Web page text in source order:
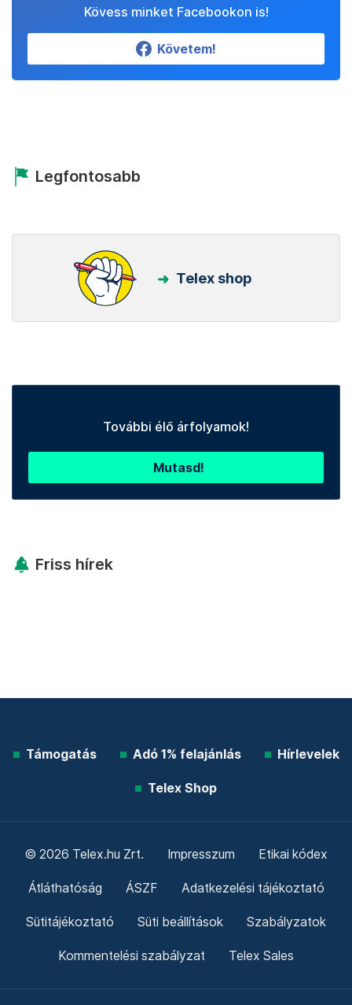
Kövess minket Facebookon is!
Követem!
Legfontosabb
Telex shop
További élő árfolyamok!
Mutasd!
Friss hírek
Támogatás Adó 1% felajánlás Hírlevelek
Telex Shop
© 2026 Telex.hu Zrt. Impresszum Etikai kódex
Átláthatóság ÁSZF Adatkezelési tájékoztató
Sütitájékoztató Süti beállítások Szabályzatok
Kommentelési szabályzat Telex Sales